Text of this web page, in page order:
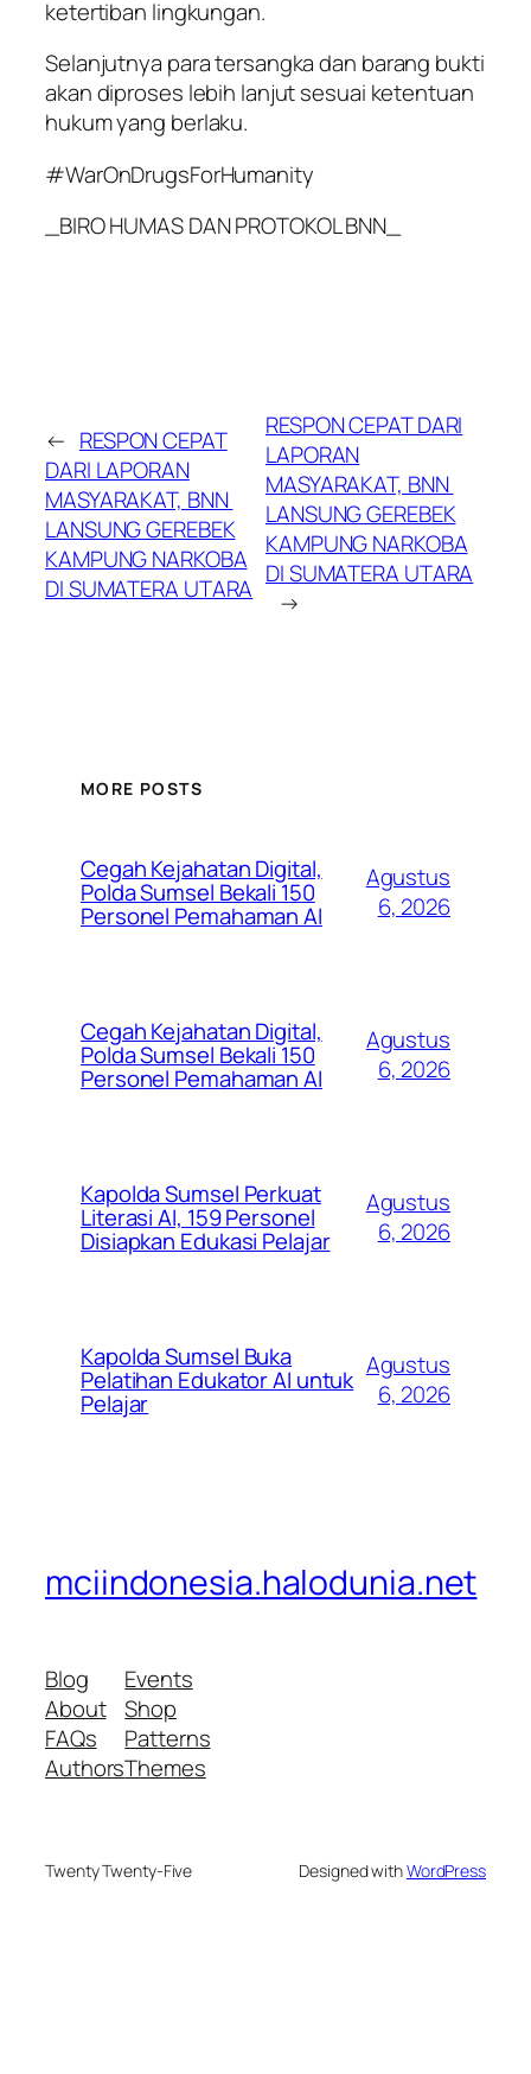
ketertiban lingkungan.
Selanjutnya para tersangka dan barang bukti
akan diproses lebih lanjut sesuai ketentuan
hukum yang berlaku.
#WarOnDrugsForHumanity
_BIRO HUMAS DAN PROTOKOL BNN_
← RESPON CEPAT
DARI LAPORAN
MASYARAKAT, BNN
LANSUNG GEREBEK
KAMPUNG NARKOBA
DI SUMATERA UTARA
RESPON CEPAT DARI
LAPORAN
MASYARAKAT, BNN
LANSUNG GEREBEK
KAMPUNG NARKOBA
DI SUMATERA UTARA
→
MORE POSTS
Cegah Kejahatan Digital,
Polda Sumsel Bekali 150
Personel Pemahaman AI
Agustus
6, 2026
Cegah Kejahatan Digital,
Polda Sumsel Bekali 150
Personel Pemahaman AI
Agustus
6, 2026
Kapolda Sumsel Perkuat
Literasi AI, 159 Personel
Disiapkan Edukasi Pelajar
Agustus
6, 2026
Kapolda Sumsel Buka
Pelatihan Edukator AI untuk
Pelajar
Agustus
6, 2026
mciindonesia.halodunia.net
Blog
About
FAQs
Authors
Events
Shop
Patterns
Themes
Twenty Twenty-Five Designed withWordPress